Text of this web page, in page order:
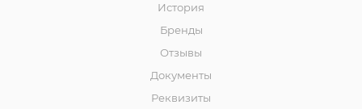
История
Бренды
Отзывы
Документы
Реквизиты